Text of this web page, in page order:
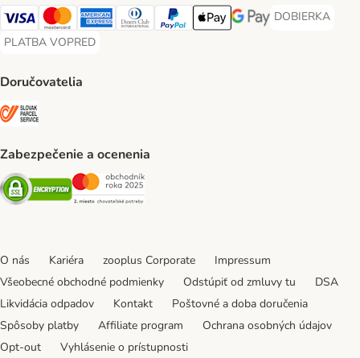
Visa Payment Method
Mastercard Payment Method
American Express Payment Method
Diners Club Payment Method
PayPal Payment Method
Apple Pay Payment Method
Google Pay Payment
DOBIERKA
DOBIERKA
PLATBA VOPRED
PLATBA VOPRED Payment Method
Doručovatelia
Zabezpečenie a ocenenia
Security Security
O nás Kariéra zooplus Corporate
Impressum
Všeobecné obchodné podmienky
Odstúpiť od zmluvy tu
DSA
Likvidácia odpadov
Kontakt
Poštovné a doba doručenia
Spôsoby platby
Affiliate program
Ochrana osobných údajov
Opt-out
Vyhlásenie o prístupnosti